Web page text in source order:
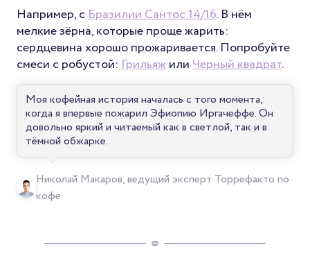
Например, сБразилии Сантос 14/16. В нём
мелкие зёрна, которые проще жарить:
сердцевина хорошо прожаривается. Попробуйте
смеси с робустой:ГрильяжилиЧерный квадрат.
Моя кофейная история началась с того момента,
когда я впервые пожарил Эфиопию Иргачеффе. Он
довольно яркий и читаемый как в светлой, так и в
тёмной обжарке.
Николай Макаров, ведущий эксперт Торрефакто по
кофе